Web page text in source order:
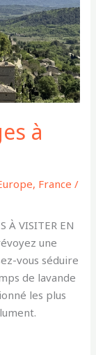
à
, France /
À VISITER EN
une
vous séduire
de lavande
les plus